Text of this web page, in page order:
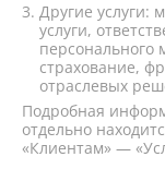
Другие услуги:
услуги,
персонального
страхование,
отраслевых
Подробная
отдельно
«Клиентам» —